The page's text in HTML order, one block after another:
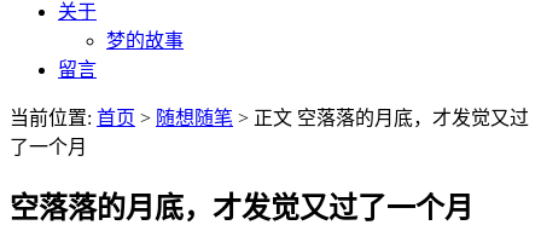
关于
梦的故事
留言
当前位置: 首页 > 随想随笔 > 正文 空落落的月底，才发觉又过
了一个月
空落落的月底，才发觉又过了一个月